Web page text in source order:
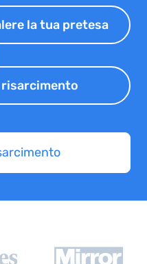
la tua pretesa